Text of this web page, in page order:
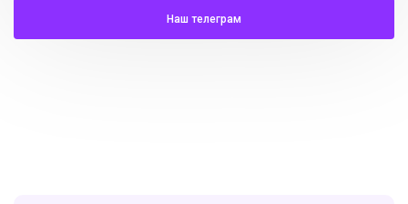
Наш телеграм